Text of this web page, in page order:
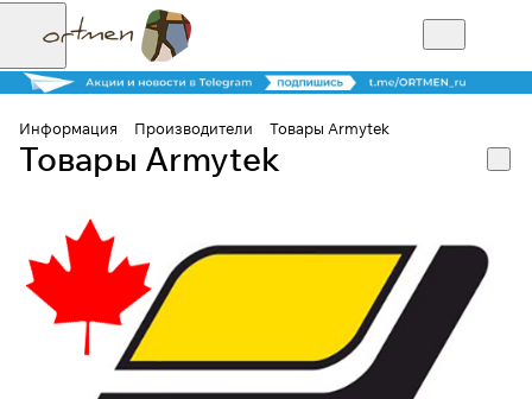
Информация Производители Товары Armytek
Товары Armytek